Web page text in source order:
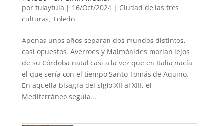
por tulaytula | 16/Oct/2024| Ciudad de las tres
culturas, Toledo
Apenas unos años separan dos mundos distintos,
casi opuestos. Averroes y Maimónides morían lejos
de su Córdoba natal casi a la vez que en Italia nacía
el que sería con el tiempo Santo Tomás de Aquino.
En aquella bisagra del siglo XII al XIII, el
Mediterráneo seguía...